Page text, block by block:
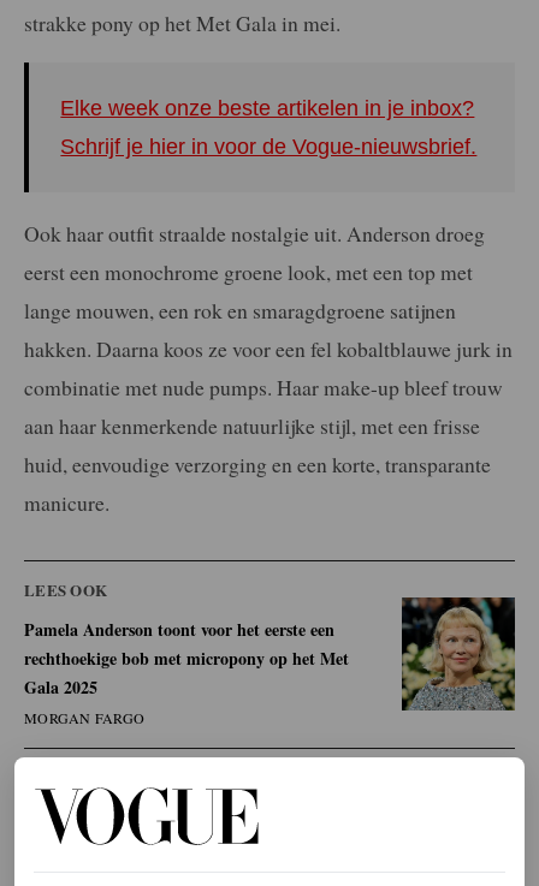
strakke pony op het Met Gala in mei.
Elke week onze beste artikelen in je inbox?
Schrijf je hier in voor de Vogue-nieuwsbrief.
Ook haar outfit straalde nostalgie uit. Anderson droeg
eerst een monochrome groene look, met een top met
lange mouwen, een rok en smaragdgroene satijnen
hakken. Daarna koos ze voor een fel kobaltblauwe jurk in
combinatie met nude pumps. Haar make-up bleef trouw
aan haar kenmerkende natuurlijke stijl, met een frisse
huid, eenvoudige verzorging en een korte, transparante
manicure.
LEES OOK
Pamela Anderson toont voor het eerste een
rechthoekige bob met micropony op het Met
Gala 2025
MORGAN FARGO
Anderson brengt momenteel tijd door in New York om
haar nieuwe projectThe Naked Gun